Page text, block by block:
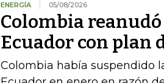
ENERGÍA 05/08/2026
Colombia
Ecuador con plan
Colombia había suspendido